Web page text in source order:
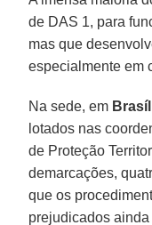
de DAS 1, para
mas que
especialmente em
Na sede, em
lotados nas
de Proteção
demarcações,
que os
prejudicados